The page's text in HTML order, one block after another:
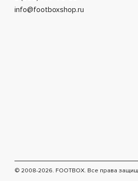
info@footboxshop.ru
© 2008-2026. FOOTBOX. Все права